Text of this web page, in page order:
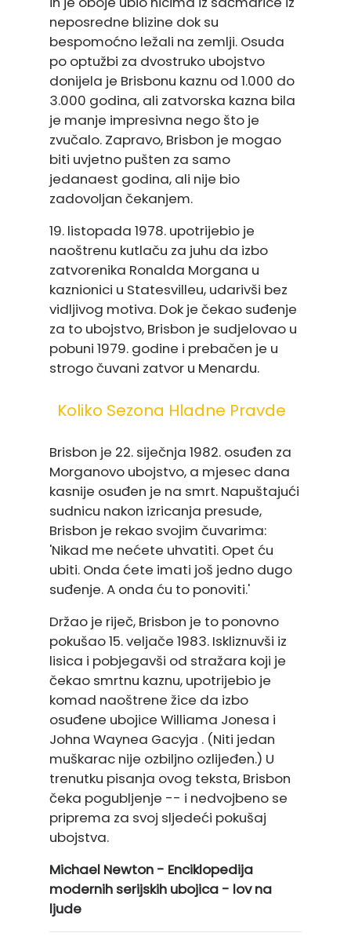
neposredne blizine dok su
bespomoćno ležali na zemlji. Osuda
po optužbi za dvostruko ubojstvo
donijela je Brisbonu kaznu od 1.000 do
3.000 godina, ali zatvorska kazna bila
je manje impresivna nego što je
zvučalo. Zapravo, Brisbon je mogao
biti uvjetno pušten za samo
jedanaest godina, ali nije bio
zadovoljan čekanjem.
19. listopada 1978. upotrijebio je
naoštrenu kutlaču za juhu da izbo
zatvorenika Ronalda Morgana u
kaznionici u Statesvilleu, udarivši bez
vidljivog motiva. Dok je čekao suđenje
za to ubojstvo, Brisbon je sudjelovao u
pobuni 1979. godine i prebačen je u
strogo čuvani zatvor u Menardu.
Koliko Sezona Hladne Pravde
Brisbon je 22. siječnja 1982. osuđen za
Morganovo ubojstvo, a mjesec dana
kasnije osuđen je na smrt. Napuštajući
sudnicu nakon izricanja presude,
Brisbon je rekao svojim čuvarima:
'Nikad me nećete uhvatiti. Opet ću
ubiti. Onda ćete imati još jedno dugo
suđenje. A onda ću to ponoviti.'
Držao je riječ, Brisbon je to ponovno
pokušao 15. veljače 1983. Iskliznuvši iz
lisica i pobjegavši ​​od stražara koji je
čekao smrtnu kaznu, upotrijebio je
komad naoštrene žice da izbo
osuđene ubojice Williama Jonesa i
Johna Waynea Gacyja . (Niti jedan
muškarac nije ozbiljno ozlijeđen.) U
trenutku pisanja ovog teksta, Brisbon
čeka pogubljenje -- i nedvojbeno se
priprema za svoj sljedeći pokušaj
ubojstva.
Michael Newton - Enciklopedija
modernih serijskih ubojica - lov na
ljude